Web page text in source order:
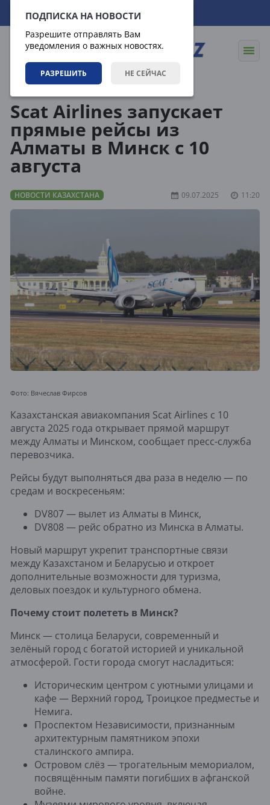
ПОДПИСКА НА НОВОСТИ
Разрешите отправлять Вам
уведомления о важных новостях.
РАЗРЕШИТЬ НЕ СЕЙЧАС
07.08.2026 18:35:28
Scat Airlines запускает
прямые рейсы из
Алматы в Минск с 10
августа
НОВОСТИ КАЗАХСТАНА 09.07.2025 11:20
Фото: Вячеслав Фирсов
Казахстанская авиакомпания Scat Airlines с 10
августа 2025 года открывает прямой маршрут
между Алматы и Минском, сообщает пресс-служба
перевозчика.
Рейсы будут выполняться два раза в неделю — по
средам и воскресеньям:
DV807 — вылет из Алматы в Минск,
DV808 — рейс обратно из Минска в Алматы.
Новый маршрут укрепит транспортные связи
между Казахстаном и Беларусью и откроет
дополнительные возможности для туризма,
деловых поездок и культурного обмена.
Почему стоит полететь в Минск?
Минск — столица Беларуси, современный и
зелёный город с богатой историей и уникальной
атмосферой. Гости города смогут насладиться:
Историческим центром с уютными улицами и
кафе — Верхний город, Троицкое предместье и
Немига.
Проспектом Независимости, признанным
архитектурным памятником эпохи
сталинского ампира.
Островом слёз — трогательным мемориалом,
посвящённым памяти погибших в афганской
войне.